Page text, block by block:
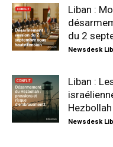
Liban :
du 2
Newsdesk
Liban :
Newsdesk